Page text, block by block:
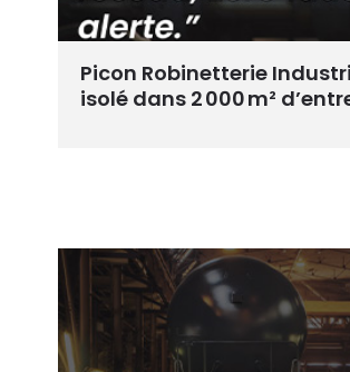
Picon Robinetterie
isolé dans 2 000 m²